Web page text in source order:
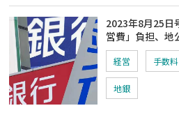
2023年8月25
営費」負担、地
経営 手数料
地銀